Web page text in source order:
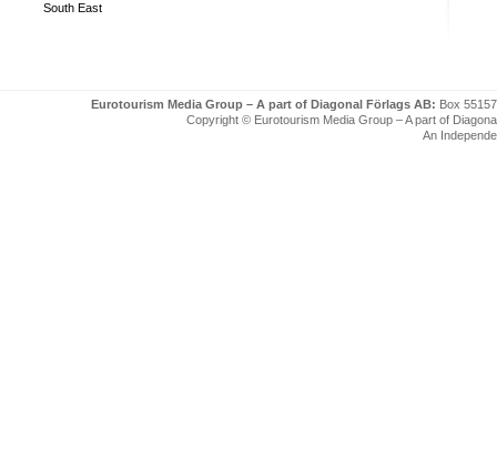
South East
Eurotourism Media Group – A part of Diagonal Förlags AB: Box
Copyright © Eurotourism Media Group – A part of
An